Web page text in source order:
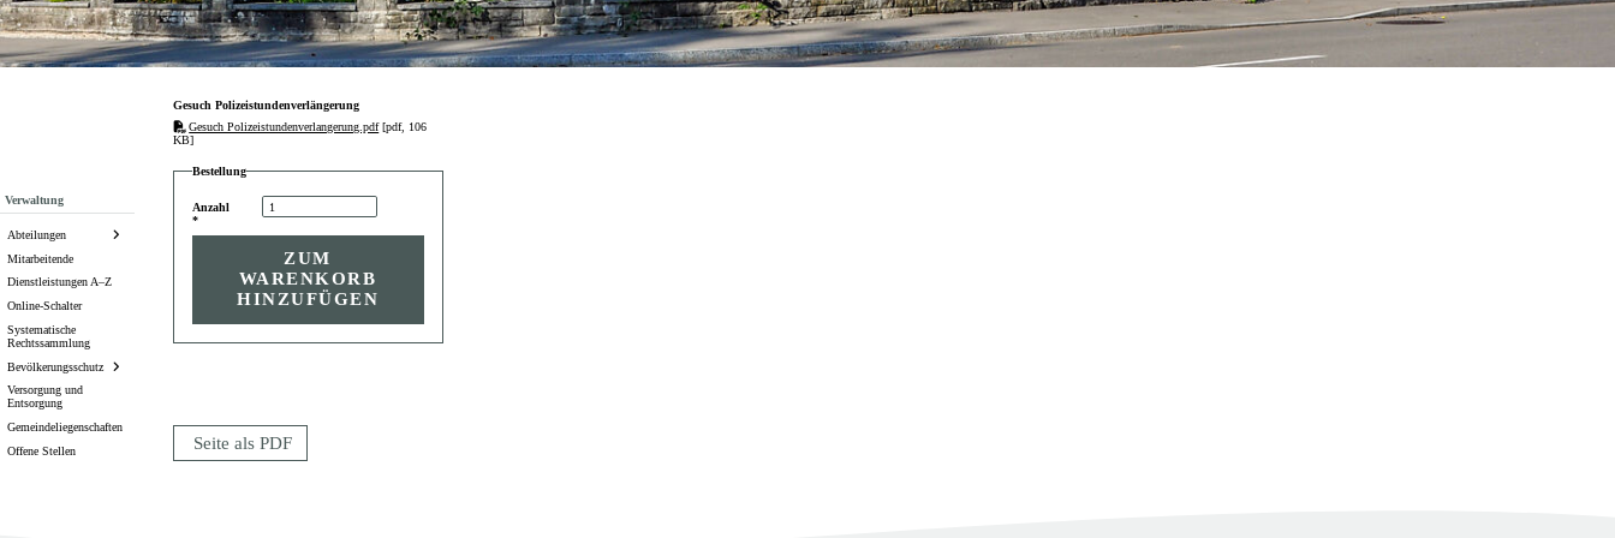
Subnavigation
Verwaltung
Abteilungen
Mitarbeitende
Dienstleistungen A–Z
Online-Schalter
Systematische
Rechtssammlung
Bevölkerungsschutz
Versorgung und
Entsorgung
Gemeindeliegenschaften
Offene Stellen
Gesuch Polizeistundenverlängerung
Gesuch Polizeistundenverlangerung.pdf[pdf, 106
KB]
Bestellung
Anzahl
*
ZUM
WARENKORB
HINZUFÜGEN
Seite als PDF